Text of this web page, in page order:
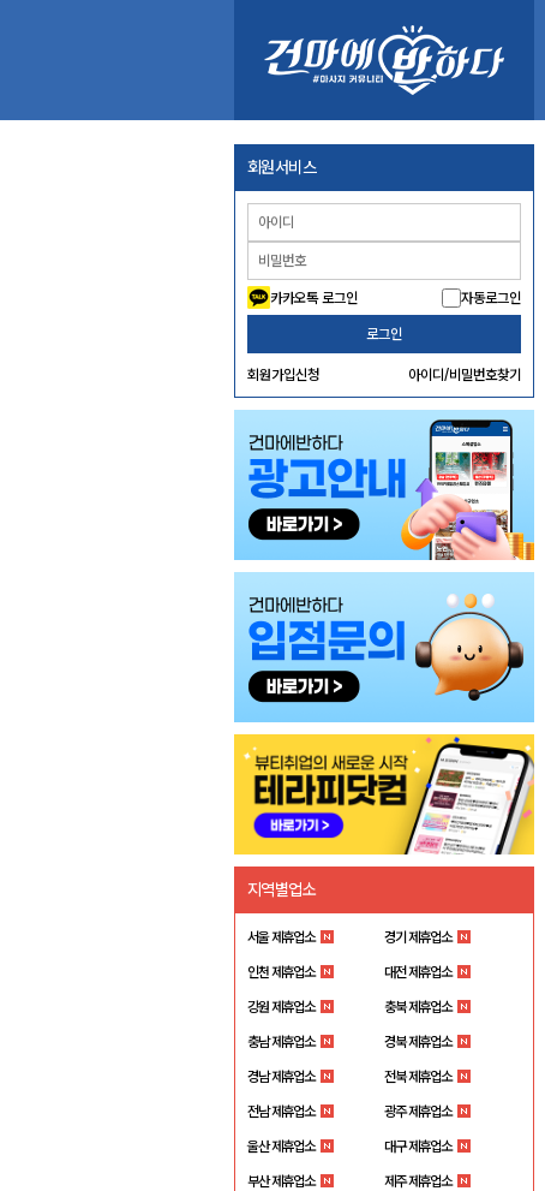
회원서비스
카카오톡 로그인 자동로그인
로그인
회원가입신청 아이디/비밀번호찾기
지역별업소
서울 제휴업소 경기 제휴업소
인천 제휴업소 대전 제휴업소
강원 제휴업소 충북 제휴업소
충남 제휴업소 경북 제휴업소
경남 제휴업소 전북 제휴업소
전남 제휴업소 광주 제휴업소
울산 제휴업소 대구 제휴업소
부산 제휴업소 제주 제휴업소